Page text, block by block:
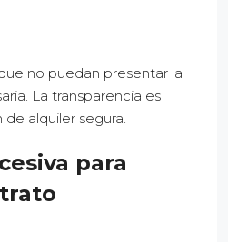
no puedan presentar la
La transparencia es
de alquiler segura.
para